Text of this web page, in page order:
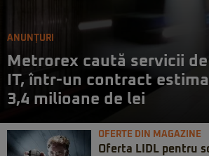
ANUNȚURI
Metrorex caută servicii
IT, într-un contract
3,4 milioane de lei
OFERTE DIN MAGAZINE
Oferta LIDL pentru